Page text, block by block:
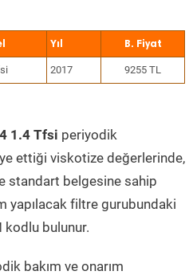
Yıl
2017 9255 TL
1.4 Tfsi periyodik
ettiği viskotize değerlerinde,
standart belgesine sahip
yapılacak filtre gurubundaki
kodlu bulunur.
bakım ve onarım